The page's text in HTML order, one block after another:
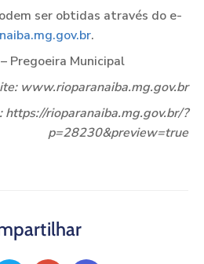
ser obtidas através do e-
.
Pregoeira Municipal
www.rioparanaiba.mg.gov.br
https://rioparanaiba.mg.gov.br/?
p=28230&preview=true